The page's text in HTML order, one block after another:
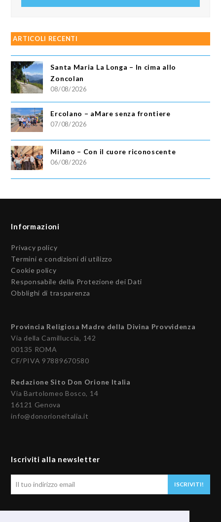
ARTICOLI RECENTI
Santa Maria La Longa – In cima allo
Zoncolan
08/08/2026
Ercolano – aMare senza frontiere
07/08/2026
Milano – Con il cuore riconoscente
06/08/2026
Informazioni
Privacy policy
Termini e condizioni di utilizzo
Cookie policy
Responsabile della Protezione dei Dati
Obblighi di trasparenza
Provincia Religiosa Madre della Divina Provvidenza
Via della Camilluccia, 142
00135 ROMA
CF/PIVA 97889670580
Redazione Sito Don Orione Italia
Via Bartolomeo Bosco, 14
16121 Genova
info@donorioneitalia.it
Iscriviti alla newsletter
ISCRIVITI!